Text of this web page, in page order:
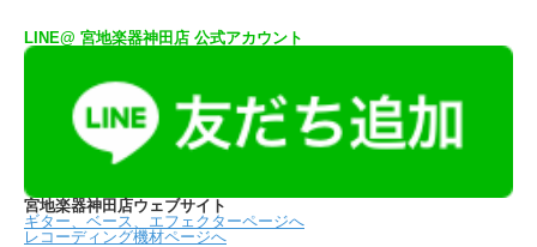
LINE@ 宮地楽器神田店 公式アカウント
宮地楽器神田店ウェブサイト
ギター、ベース、エフェクターページへ
レコーディング機材ページへ